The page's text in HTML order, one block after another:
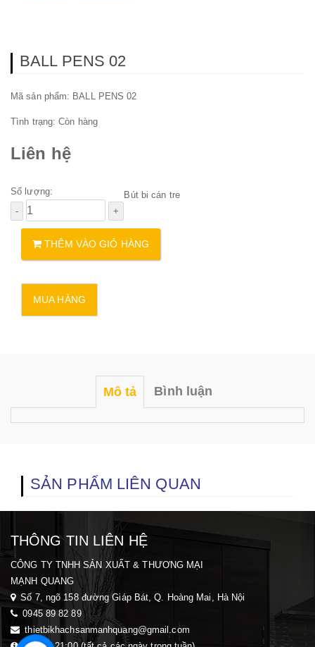
BALL PENS 02
Mã sản phẩm: BALL PENS 02
Tình trạng:Còn hàng
Liên hệ
Số lượng: Bút bi cán tre
THÊM VÀO GIỎ HÀNG
Mô tả Bình luận
SẢN PHẨM LIÊN QUAN
THÔNG TIN LIÊN HỆ
CÔNG TY TNHH SẢN XUẤT & THƯƠNG MẠI
MẠNH QUANG
Số 7, ngõ 158 đường Giáp Bát, Q. Hoàng Mai, Hà Nội
0945 89 82 89
thietbikhachsanmanhquang@gmail.com